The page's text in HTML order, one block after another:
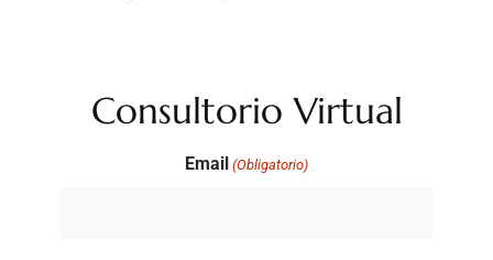
Consultorio Virtual
Email (Obligatorio)